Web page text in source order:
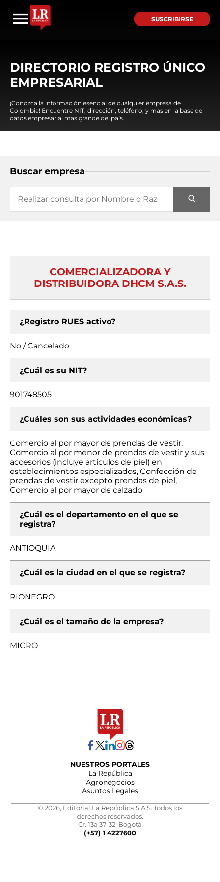
SUSCRIBIRSE
DIRECTORIO REGISTRO ÚNICO
EMPRESARIAL
¡Conozca la información esencial de cualquier empresa de
Colombia! Encuentre NIT, dirección, teléfono, y mas en la base de
datos empresarial mas grande del país.
Buscar empresa
COMERCIALIZADORA Y
DISTRIBUIDORA DHCM S.A.S.
¿Registro RUES activo?
No / Cancelado
¿Cuál es su NIT?
901748505
¿Cuáles son sus actividades económicas?
Comercio al por mayor de prendas de vestir,
Comercio al por menor de prendas de vestir y sus
accesorios (incluye artículos de piel) en
establecimientos especializados, Confección de
prendas de vestir excepto prendas de piel,
Comercio al por mayor de calzado
¿Cuál es el departamento en el que se
registra?
ANTIOQUIA
¿Cuál es la ciudad en el que se registra?
RIONEGRO
¿Cuál es el tamaño de la empresa?
MICRO
NUESTROS PORTALES
La República
Agronegocios
Asuntos Legales
© 2026, Editorial La República S.A.S. Todos los
derechos reservados.
Cr. 13a 37-32, Bogotá
(+57) 1 4227600